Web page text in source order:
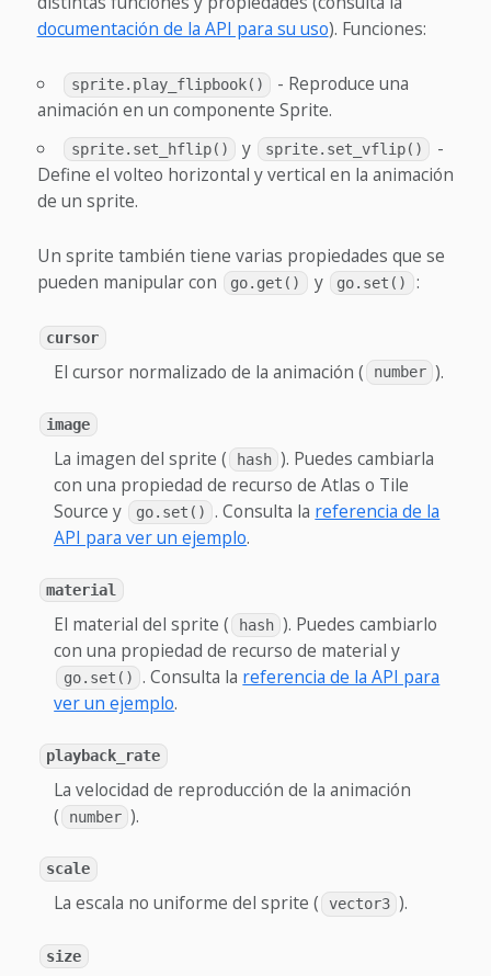
documentación de la API para su uso). Funciones:
sprite.play_flipbook()
- Reproduce una
animación en un componente Sprite.
sprite.set_hflip() y sprite.set_vflip()
-
Define el volteo horizontal y vertical en la animación
de un sprite.
Un sprite también tiene varias propiedades que se
pueden manipular con
go.get() y go.set() :
cursor
El cursor normalizado de la animación ( number ).
image
La imagen del sprite ( hash ). Puedes cambiarla
con una propiedad de recurso de Atlas o Tile
Source y
go.set() . Consulta la referencia de la
API para ver un ejemplo.
material
El material del sprite ( hash ). Puedes cambiarlo
con una propiedad de recurso de material y
go.set() . Consulta la referencia de la API para
ver un ejemplo.
playback_rate
La velocidad de reproducción de la animación
(
number ).
scale
La escala no uniforme del sprite ( vector3 ).
size